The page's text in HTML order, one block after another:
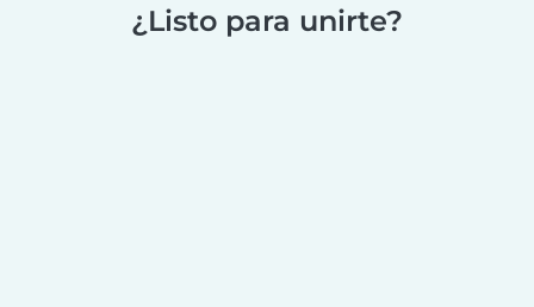
¿Listo para unirte?